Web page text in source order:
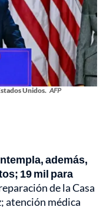
Unidos. AFP
además,
19 mil para
de la Casa
atención médica